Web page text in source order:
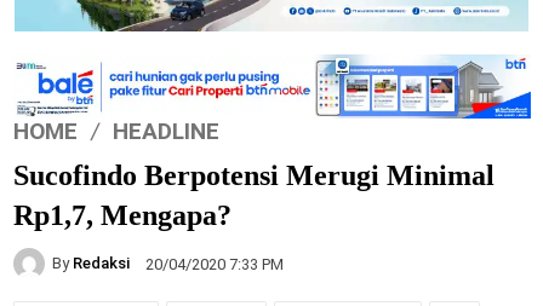
HOME HEADLINE
Sucofindo Berpotensi Merugi Minimal
Rp1,7, Mengapa?
By Redaksi 20/04/2020 7:33 PM